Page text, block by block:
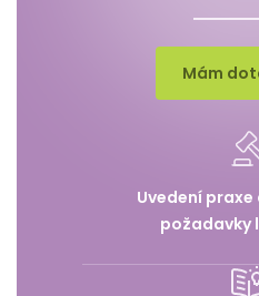
Mám
Uvedení
požadavky